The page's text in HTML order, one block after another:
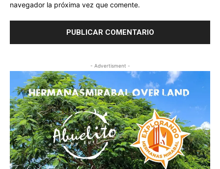
navegador la próxima vez que comente.
- Advertisment -